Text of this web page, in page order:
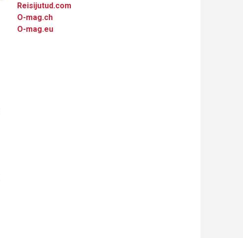
Reisijutud.com
O-mag.ch
O-mag.eu